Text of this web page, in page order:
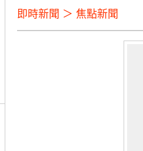
即時新聞 ＞ 焦點新聞